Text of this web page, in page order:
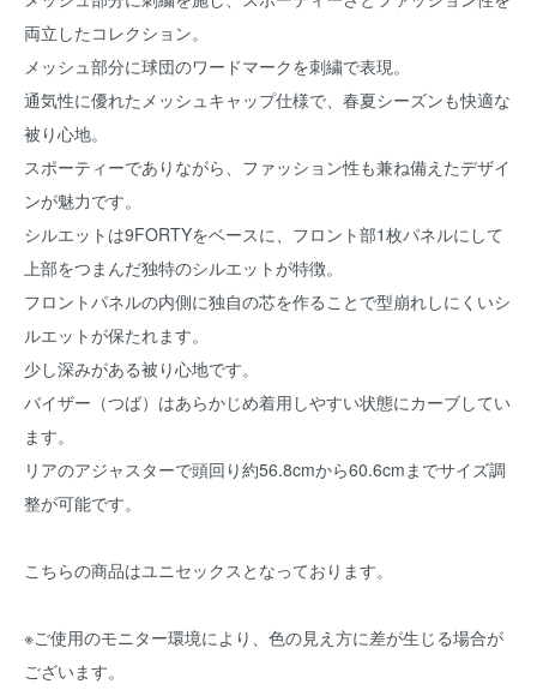
両立したコレクション。
メッシュ部分に球団のワードマークを刺繍で表現。
通気性に優れたメッシュキャップ仕様で、春夏シーズンも快適な
被り心地。
スポーティーでありながら、ファッション性も兼ね備えたデザイ
ンが魅力です。
シルエットは9FORTYをベースに、フロント部1枚パネルにして
上部をつまんだ独特のシルエットが特徴。
フロントパネルの内側に独自の芯を作ることで型崩れしにくいシ
ルエットが保たれます。
少し深みがある被り心地です。
バイザー（つば）はあらかじめ着用しやすい状態にカーブしてい
ます。
リアのアジャスターで頭回り約56.8cmから60.6cmまでサイズ調
整が可能です。
こちらの商品はユニセックスとなっております。
※ご使用のモニター環境により、色の見え方に差が生じる場合が
ございます。